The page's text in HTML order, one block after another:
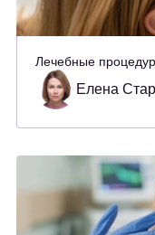
Лечебные
Елена